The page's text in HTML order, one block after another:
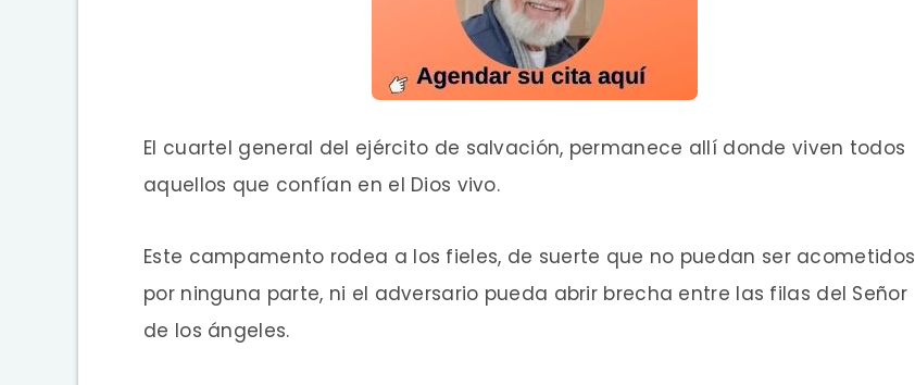
El cuartel general del ejército de salvación, permanece allí donde viven todos
aquellos que confían en el Dios vivo.
Este campamento rodea a los fieles, de suerte que no puedan ser acometidos
por ninguna parte, ni el adversario pueda abrir brecha entre las filas del Señor
de los ángeles.